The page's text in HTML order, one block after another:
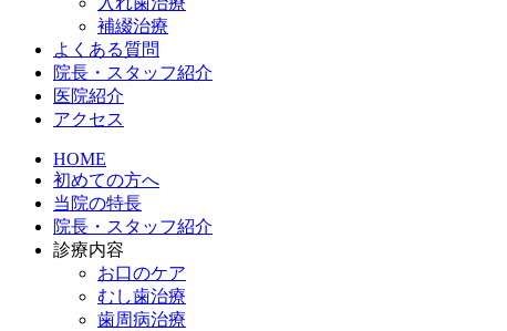
補綴治療
よくある質問
院長・スタッフ紹介
医院紹介
アクセス
HOME
初めての方へ
当院の特長
院長・スタッフ紹介
診療内容
お口のケア
むし歯治療
歯周病治療